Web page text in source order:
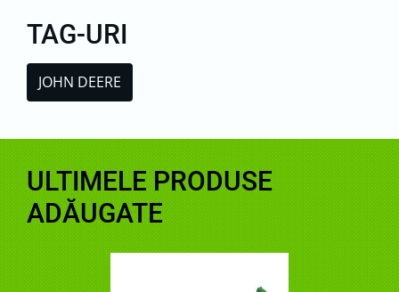
TAG-URI
JOHN DEERE
ULTIMELE PRODUSE
ADĂUGATE